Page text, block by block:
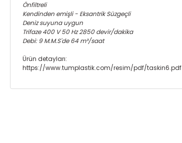
Önfiltreli
Kendinden emişli - Eksantrik Süzgeçli
Deniz suyuna uygun
Trifaze 400 V 50 Hz 2850 devir/dakika
Debi: 9 M.M.S'de 64 m³/saat
Ürün detayları:
https://www.tumplastik.com/resim/pdf/taskin6.pdf